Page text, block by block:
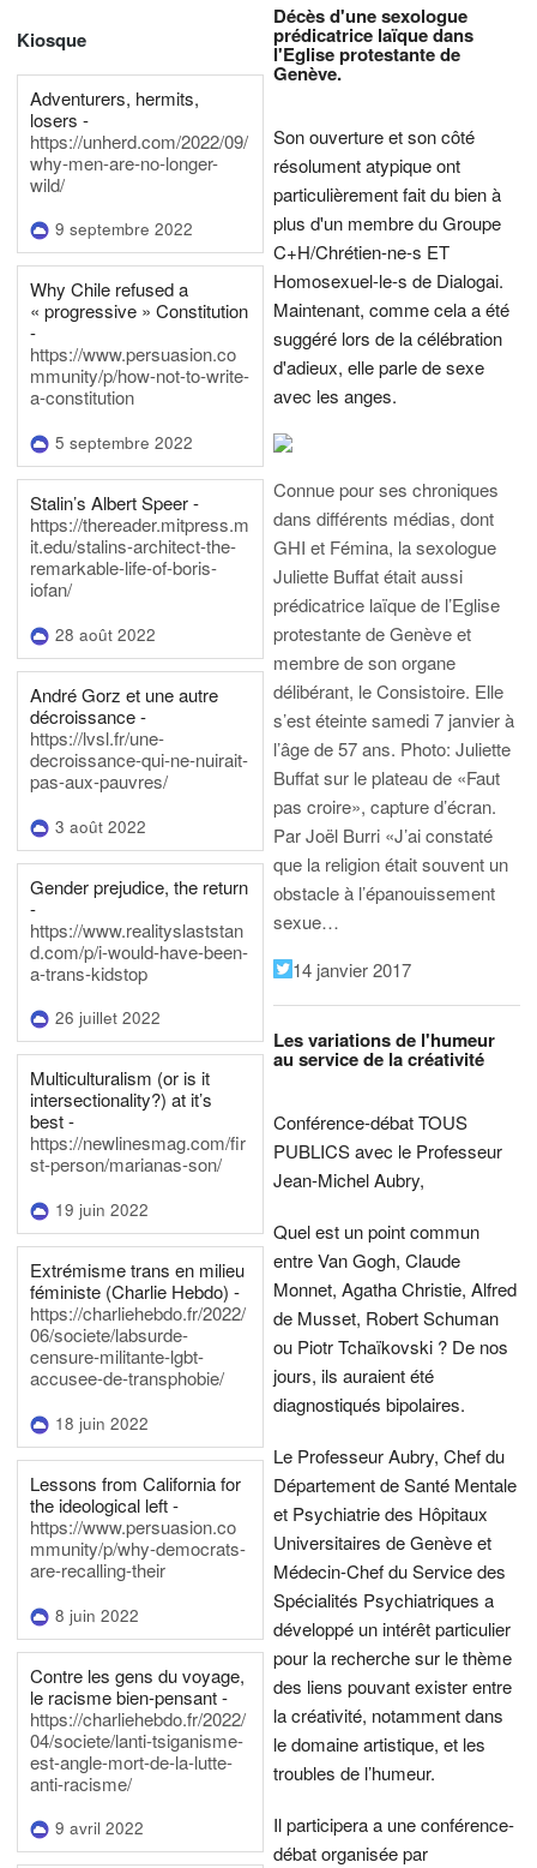
Kiosque
Adventurers, hermits,
losers -
https://unherd.com/2022/09/
why-men-are-no-longer-
wild/
9 septembre 2022
Why Chile refused a
« progressive » Constitution
-
https://www.persuasion.co
mmunity/p/how-not-to-write-
a-constitution
5 septembre 2022
Stalin’s Albert Speer -
https://thereader.mitpress.m
it.edu/stalins-architect-the-
remarkable-life-of-boris-
iofan/
28 août 2022
André Gorz et une autre
décroissance -
https://lvsl.fr/une-
decroissance-qui-ne-nuirait-
pas-aux-pauvres/
3 août 2022
Gender prejudice, the return
-
https://www.realityslaststan
d.com/p/i-would-have-been-
a-trans-kidstop
26 juillet 2022
Multiculturalism (or is it
intersectionality?) at it’s
best -
https://newlinesmag.com/fir
st-person/marianas-son/
19 juin 2022
Extrémisme trans en milieu
féministe (Charlie Hebdo) -
https://charliehebdo.fr/2022/
06/societe/labsurde-
censure-militante-lgbt-
accusee-de-transphobie/
18 juin 2022
Lessons from California for
the ideological left -
https://www.persuasion.co
mmunity/p/why-democrats-
are-recalling-their
8 juin 2022
Contre les gens du voyage,
le racisme bien-pensant -
https://charliehebdo.fr/2022/
04/societe/lanti-tsiganisme-
est-angle-mort-de-la-lutte-
anti-racisme/
9 avril 2022
Décès d'une sexologue
prédicatrice laïque dans
l'Eglise protestante de
Genève.
Son ouverture et son côté
résolument atypique ont
particulièrement fait du bien à
plus d'un membre du Groupe
C+H/Chrétien-ne-s ET
Homosexuel-le-s de Dialogai.
Maintenant, comme cela a été
suggéré lors de la célébration
d'adieux, elle parle de sexe
avec les anges.
Connue pour ses chroniques
dans différents médias, dont
GHI et Fémina, la sexologue
Juliette Buffat était aussi
prédicatrice laïque de l’Eglise
protestante de Genève et
membre de son organe
délibérant, le Consistoire. Elle
s’est éteinte samedi 7 janvier à
l’âge de 57 ans. Photo: Juliette
Buffat sur le plateau de «Faut
pas croire», capture d’écran.
Par Joël Burri «J’ai constaté
que la religion était souvent un
obstacle à l’épanouissement
sexue…
14 janvier 2017
Les variations de l'humeur
au service de la créativité
Conférence-débat TOUS
PUBLICS avec le Professeur
Jean-Michel Aubry,
Quel est un point commun
entre Van Gogh, Claude
Monnet, Agatha Christie, Alfred
de Musset, Robert Schuman
ou Piotr Tchaïkovski ? De nos
jours, ils auraient été
diagnostiqués bipolaires.
Le Professeur Aubry, Chef du
Département de Santé Mentale
et Psychiatrie des Hôpitaux
Universitaires de Genève et
Médecin-Chef du Service des
Spécialités Psychiatriques a
développé un intérêt particulier
pour la recherche sur le thème
des liens pouvant exister entre
la créativité, notamment dans
le domaine artistique, et les
troubles de l’humeur.
Il participera a une conférence-
débat organisée par